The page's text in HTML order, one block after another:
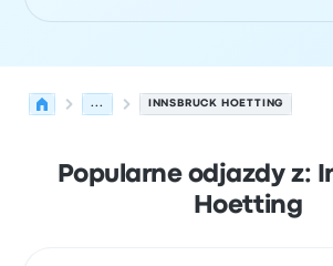
... INNSBRUCK HOETTING
Popularne odjazdy z:
Hoetting